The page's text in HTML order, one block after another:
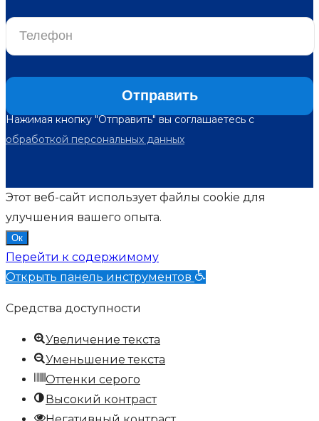
Нажимая кнопку "Отправить" вы соглашаетесь с
обработкой персональных данных
Этот веб-сайт использует файлы cookie для
улучшения вашего опыта.
Ок
Перейти к содержимому
Открыть панель инструментов
Средства доступности
Увеличение текста
Уменьшение текста
Оттенки серого
Высокий контраст